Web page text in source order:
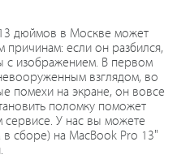
дюймов в Москве может
причинам: если он разбился,
с изображением. В первом
взглядом, во
помехи на экране, он вовсе
поломку поможет
сервисе. У нас вы можете
в сборе) на MacBook Pro 13"